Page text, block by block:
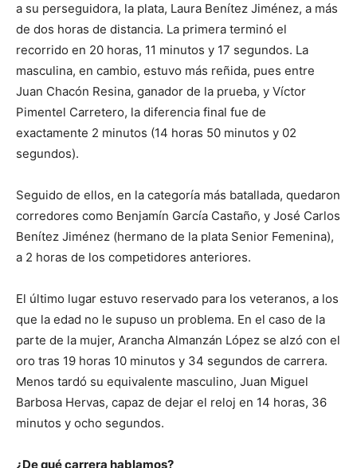
a su perseguidora, la plata, Laura Benítez Jiménez, a más
de dos horas de distancia. La primera terminó el
recorrido en 20 horas, 11 minutos y 17 segundos. La
masculina, en cambio, estuvo más reñida, pues entre
Juan Chacón Resina, ganador de la prueba, y Víctor
Pimentel Carretero, la diferencia final fue de
exactamente 2 minutos (14 horas 50 minutos y 02
segundos).
Seguido de ellos, en la categoría más batallada, quedaron
corredores como Benjamín García Castaño, y José Carlos
Benítez Jiménez (hermano de la plata Senior Femenina),
a 2 horas de los competidores anteriores.
El último lugar estuvo reservado para los veteranos, a los
que la edad no le supuso un problema. En el caso de la
parte de la mujer, Arancha Almanzán López se alzó con el
oro tras 19 horas 10 minutos y 34 segundos de carrera.
Menos tardó su equivalente masculino, Juan Miguel
Barbosa Hervas, capaz de dejar el reloj en 14 horas, 36
minutos y ocho segundos.
¿De qué carrera hablamos?